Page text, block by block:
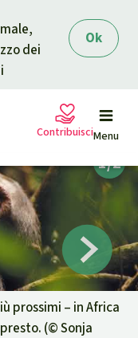
Ok
dei
Menu
Contribuisci
prossimi – in Africa
(©Sonja